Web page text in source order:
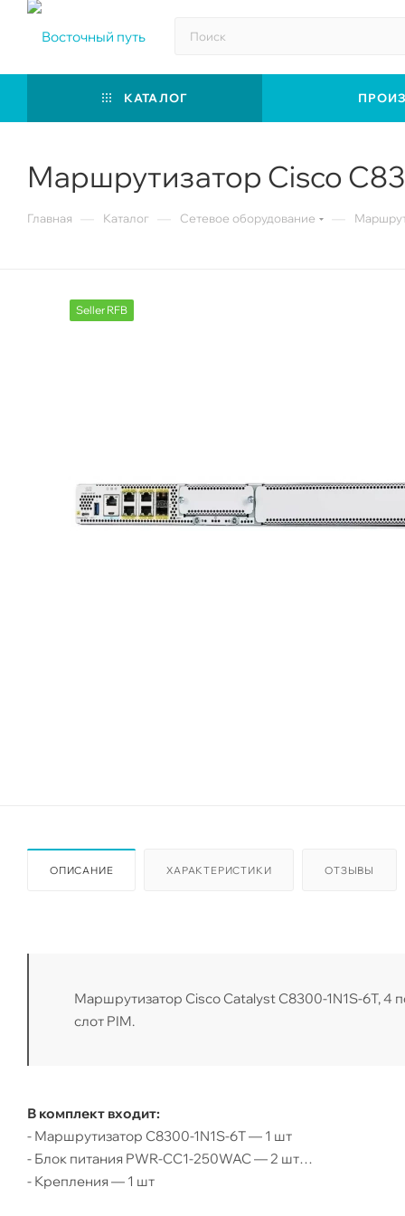
КАТАЛОГ
Маршрутизатор Cisco
Главная Каталог Сетевое оборудование
Seller RFB
ОПИСАНИЕ ХАРАКТЕРИСТИКИ ОТЗЫВЫ
Маршрутизатор Cisco Catalyst C8300-1N1S-6T, 4
слот PIM.
В комплект входит:
- Маршрутизатор C8300-1N1S-6T — 1 шт
- Блок питания PWR-CC1-250WAC — 2 шт
- Крепления — 1 шт